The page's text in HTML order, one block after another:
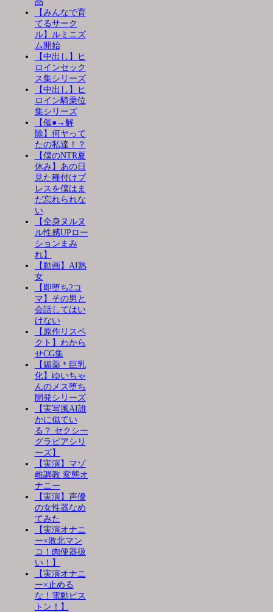
【みんなで育
てるサーク
ル】ルミニズ
ム開始
【中出し】ヒ
ロインセック
ス集シリーズ
【中出し】ヒ
ロイン騎乗位
集シリーズ
【催●→解
除】何ヤって
たの私達！？
【僕のNTR夏
休み】あの日
見た種付けプ
レスを僕はま
だ忘れられな
い
【全身ヌルヌ
ル性感UPロー
ションまみ
れ】
【動画】AI熟
女
【即堕ち2コ
マ】その男と
会話してはい
けない
【原作リスペ
クト】わから
せCG集
【媚薬＊巨乳
化】ゆいちゃ
んのメス堕ち
開発シリーズ
【実写風AI誰
かに似てい
る？ セクシー
グラビアシリ
ーズ】
【実演】マゾ
雌調教 変態オ
ナニー
【実演】声優
の女性器なめ
てみた
【実演オナニ
ー×敗北マン
コ！肉便器扱
い！】
【実演オナニ
ー×止める
な！電動ピス
トン！】